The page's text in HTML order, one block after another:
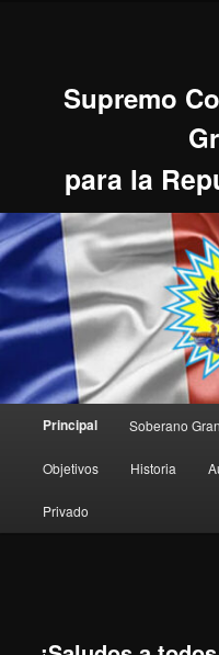
Supremo
para la
Principal Soberano
Objetivos Historia
Privado